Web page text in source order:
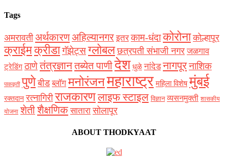
Tags
अमरावती अर्थकारणअहिल्यानगर इतर काम-धंदाकोरोना कोल्हापूर
क्राईमक्रीडागॅझेट्सग्लोबल छत्रपती संभाजी नगर जळगाव
ट्रेडिंग ठाणेतंत्रज्ञानतब्येत पाणीदेश धुळे नांदेड नागपूरनाशिक
पाककृती पुणे बीड ब्लॉग मनोरंजनमहाराष्ट्र महिला विशेष मुंबई
रक्‍तदान रत्नागिरी राजकारणलाइफ स्टाइल विज्ञान व्यसनमुक्ती शासकीय
योजना शेतीशैक्षणिक सातारा सोलापूर
ABOUT THODKYAAT